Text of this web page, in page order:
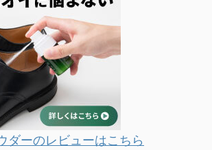
ダーのレビューはこちら